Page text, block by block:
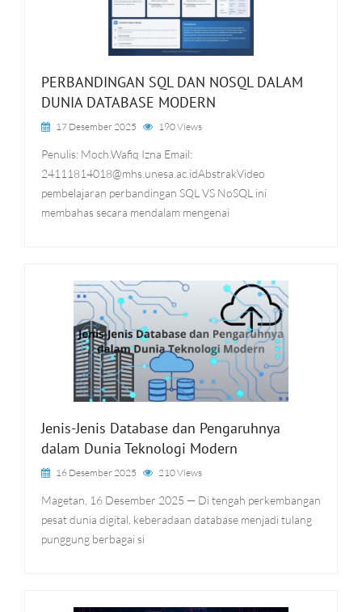
PERBANDINGAN SQL DAN NOSQL DALAM
DUNIA DATABASE MODERN
17 Desember 2025 190 Views
Penulis: Moch.Wafiq Izna Email:
24111814018@mhs.unesa.ac.idAbstrakVideo
pembelajaran perbandingan SQL VS NoSQL ini
membahas secara mendalam mengenai
Jenis-Jenis Database dan Pengaruhnya
dalam Dunia Teknologi Modern
16 Desember 2025 210 Views
Magetan, 16 Desember 2025 — Di tengah perkembangan
pesat dunia digital, keberadaan database menjadi tulang
punggung berbagai si